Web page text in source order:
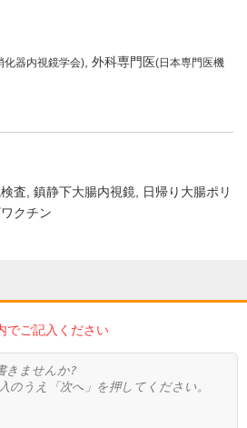
化器内視鏡学会) 外科専門医(日本専門医機
査 鎮静下大腸内視鏡
日帰り大腸ポリ
クチン
でご記入ください